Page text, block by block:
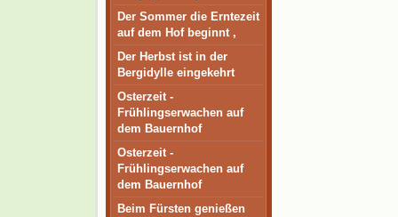
Der Sommer die Erntezeit
auf dem Hof beginnt ,
Der Herbst ist in der
Bergidylle eingekehrt
Osterzeit -
Frühlingserwachen auf
dem Bauernhof
Osterzeit -
Frühlingserwachen auf
dem Bauernhof
Beim Fürsten genießen